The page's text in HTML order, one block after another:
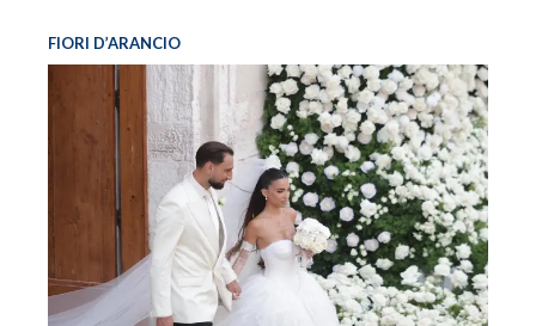
FIORI D’ARANCIO